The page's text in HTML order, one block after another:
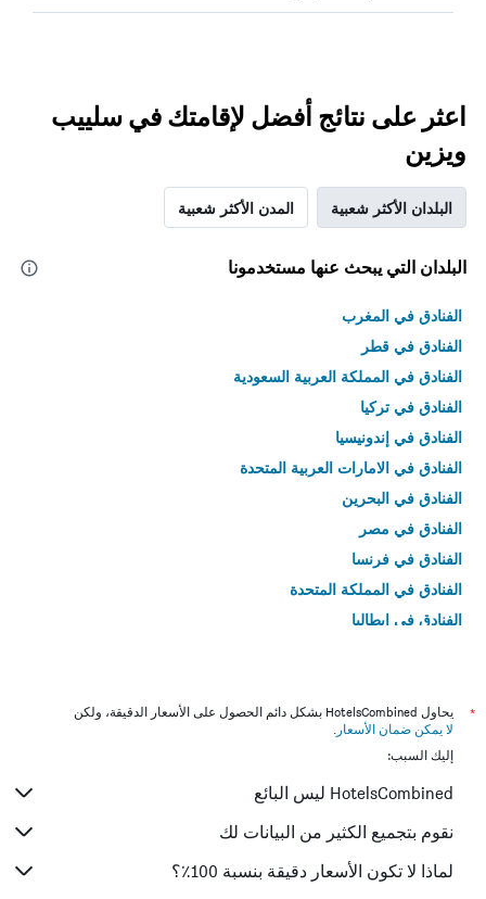
اعثر على نتائج أفضل لإقامتك في سلييب
ويزين
البلدان الأكثر شعبية المدن الأكثر شعبية
البلدان التي يبحث عنها مستخدمونا
الفنادق في المغرب
الفنادق في قطر
الفنادق في المملكة العربية السعودية
الفنادق في تركيا
الفنادق في إندونيسيا
الفنادق في الامارات العربية المتحدة
الفنادق في البحرين
الفنادق في مصر
الفنادق في فرنسا
الفنادق في المملكة المتحدة
الفنادق في إيطاليا
*
يحاول HotelsCombined بشكل دائم الحصول على الأسعار الدقيقة، ولكن
لا يمكن ضمان الأسعار .
إليك السبب:
HotelsCombined ليس البائع
نقوم بتجميع الكثير من البيانات لك
لماذا لا تكون الأسعار دقيقة بنسبة 100٪؟